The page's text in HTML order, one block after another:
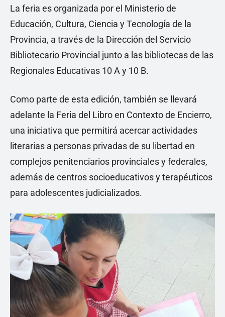
La feria es organizada por el Ministerio de
Educación, Cultura, Ciencia y Tecnología de la
Provincia, a través de la Dirección del Servicio
Bibliotecario Provincial junto a las bibliotecas de las
Regionales Educativas 10 A y 10 B.
Como parte de esta edición, también se llevará
adelante la Feria del Libro en Contexto de Encierro,
una iniciativa que permitirá acercar actividades
literarias a personas privadas de su libertad en
complejos penitenciarios provinciales y federales,
además de centros socioeducativos y terapéuticos
para adolescentes judicializados.